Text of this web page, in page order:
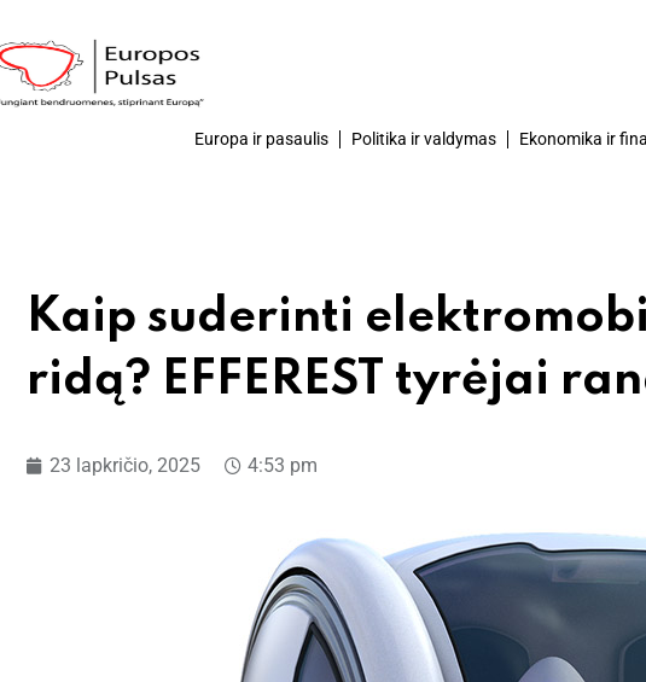
Europa ir pasaulis Politika ir valdymas Ekonomika ir
Kaip suderinti
ridą? EFFEREST tyrėjai
23 lapkričio, 2025 4:53 pm